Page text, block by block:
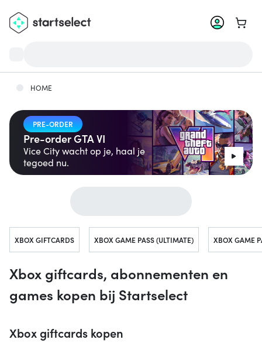
Ga
HOME
PRE-ORDER
Pre-order GTA VI
Vice City wacht op je, haal je
tegoed nu.
Snel naar...
XBOX GIFTCARDS XBOX GAME PASS (ULTIMATE) XBOX GAME
Xbox giftcards, abonnementen en
games kopen bij Startselect
Xbox giftcards kopen